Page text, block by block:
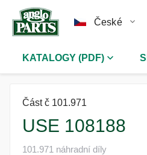
České
KATALOGY (PDF)
Část č 101.971
USE 108188
101.971 náhradní díly